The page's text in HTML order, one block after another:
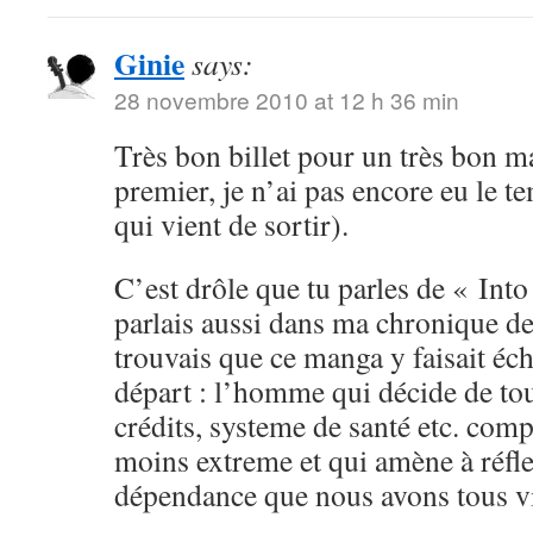
Giniesays:
28 novembre 2010 at 12 h 36 min
Très bon billet pour un très bon
premier, je n’ai pas encore eu le
qui vient de sortir).
C’est drôle que tu parles de «
parlais aussi dans ma chronique
trouvais que ce manga y faisait
départ : l’homme qui décide de
crédits, systeme de santé etc.
moins extreme et qui amène à
dépendance que nous avons tous